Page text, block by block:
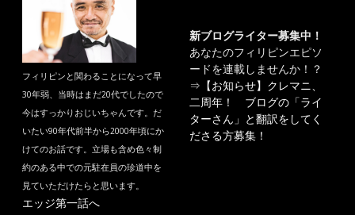
フィリピンと関わることになって早
30年弱、当時はまだ20代でしたので
今はすっかりおじいちゃんです。だ
いたい90年代前半から2000年頃にか
けてのお話です。立場も含め色々制
約のある中での元駐在員の珍道中を
見ていただけたらと思います。
エッジ第一話へ
新ブログライター募集中！
あなたのフィリピンエピソ
ードを連載しませんか！？
⇒ 【お知らせ】クレマニ、
二周年！ ブログの「ライ
ターさん」と翻訳をしてく
ださる方募集！